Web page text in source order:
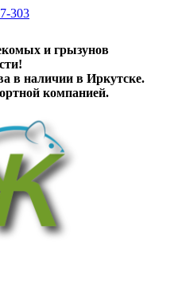
303
и грызунов
в наличии в Иркутске.
компанией.